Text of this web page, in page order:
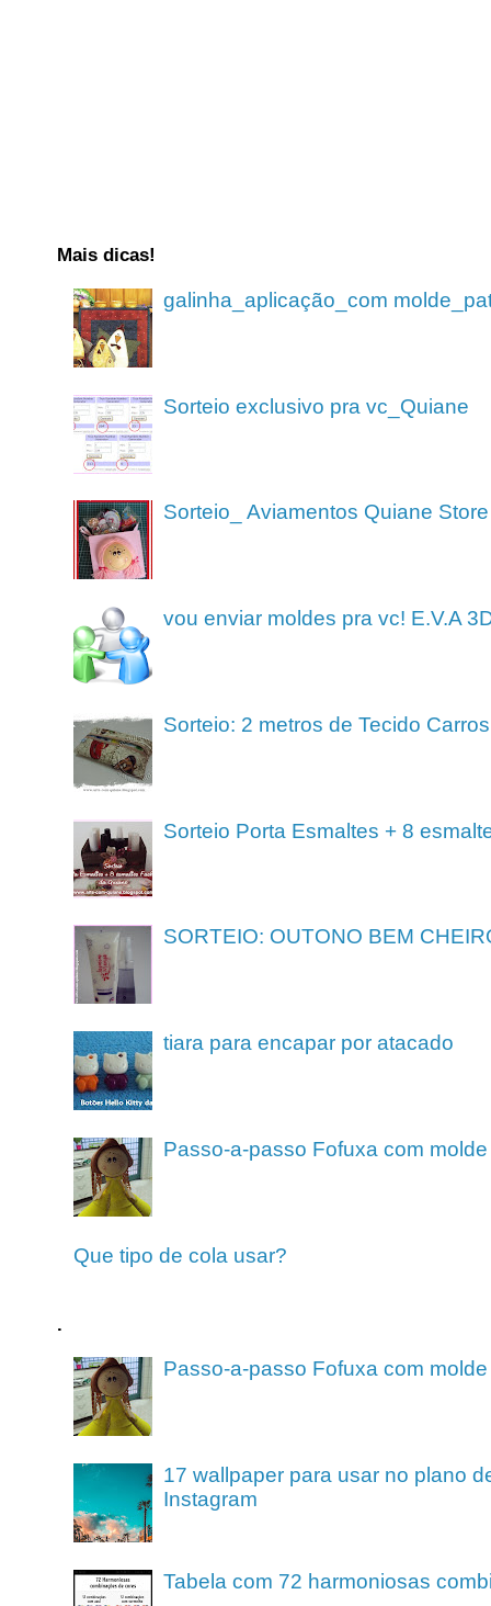
Mais dicas!
galinha_aplicação_com
Sorteio exclusivo pra vc_Quiane
Sorteio_ Aviamentos Quiane Store
vou enviar moldes pra vc! E.V.A
Sorteio: 2 metros de Tecido Carros
Sorteio Porta Esmaltes + 8
SORTEIO: OUTONO BEM
tiara para encapar por atacado
Passo-a-passo Fofuxa com molde
Que tipo de cola usar?
.
Passo-a-passo Fofuxa com molde
17 wallpaper para usar no plano
Instagram
Tabela com 72 harmoniosas